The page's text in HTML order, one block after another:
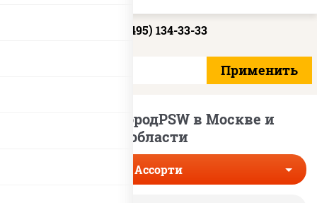
+7 (495) 134-33-33
Ассорти с ГородPSW в Москве и
области
Ассорти